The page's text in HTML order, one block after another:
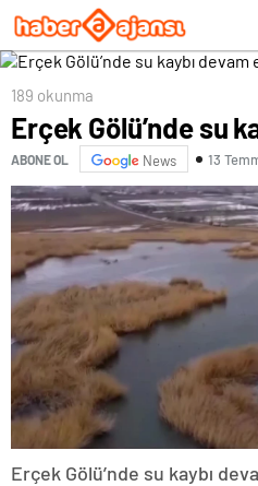
189 okunma
Erçek Gölü’nde su
ABONE OL News 13
Erçek Gölü’nde su kaybı